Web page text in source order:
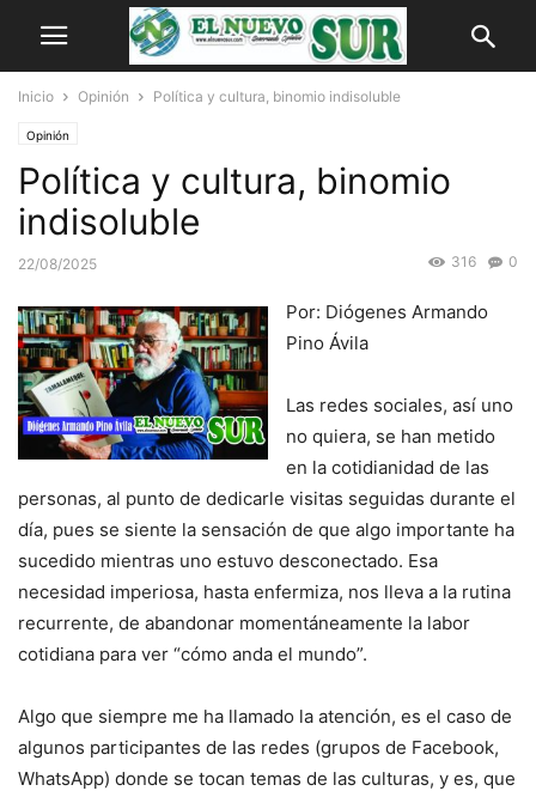
Inicio Opinión Política y cultura, binomio indisoluble
Opinión
Política y cultura, binomio
indisoluble
22/08/2025 0
316
Por: Diógenes Armando
Pino Ávila
Las redes sociales, así uno
no quiera, se han metido
en la cotidianidad de las
personas, al punto de dedicarle visitas seguidas durante el
día, pues se siente la sensación de que algo importante ha
sucedido mientras uno estuvo desconectado. Esa
necesidad imperiosa, hasta enfermiza, nos lleva a la rutina
recurrente, de abandonar momentáneamente la labor
cotidiana para ver “cómo anda el mundo”.
Algo que siempre me ha llamado la atención, es el caso de
algunos participantes de las redes (grupos de Facebook,
WhatsApp) donde se tocan temas de las culturas, y es, que